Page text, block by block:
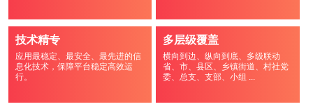
技术精专
应用最稳定、最安全、最先进的信
息化技术，保障平台稳定高效运
行。
多层级覆盖
横向到边、纵向到底、多级联动
省、市、县区、乡镇街道、村社党
委、总支、支部、小组 ...